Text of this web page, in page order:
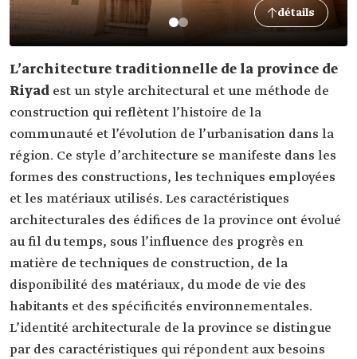
détails
L’architecture traditionnelle de la province de
Riyad est un style architectural et une méthode de
construction qui reflètent l’histoire de la
communauté et l’évolution de l’urbanisation dans la
région. Ce style d’architecture se manifeste dans les
formes des constructions, les techniques employées
et les matériaux utilisés. Les caractéristiques
architecturales des édifices de la province ont évolué
au fil du temps, sous l’influence des progrès en
matière de techniques de construction, de la
disponibilité des matériaux, du mode de vie des
habitants et des spécificités environnementales.
L’identité architecturale de la province se distingue
par des caractéristiques qui répondent aux besoins